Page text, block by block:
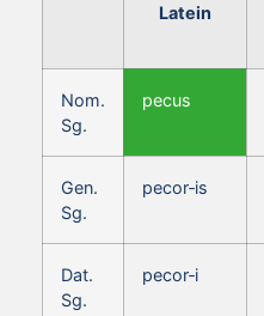
Latein
Nom.
Sg.
pecus
Gen.
Sg.
pecor‑is
Dat.
Sg.
pecor‑i